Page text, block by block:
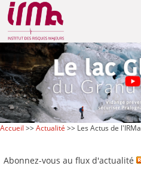
Accueil >>Actualité >> Les Actus de l'IRMa
Abonnez-vous au flux d'actualité